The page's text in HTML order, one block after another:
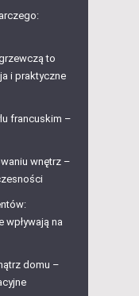
to
i praktyczne
francuskim –
wnętrz –
wpływają na
domu –